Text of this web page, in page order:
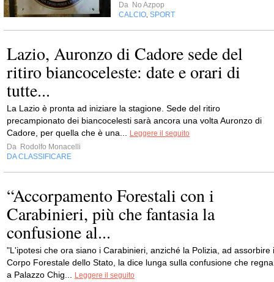
Da No Azpop
CALCIO SPORT
Lazio, Auronzo di Cadore sede del
ritiro biancoceleste: date e orari di
tutte...
La Lazio è pronta ad iniziare la stagione. Sede del ritiro
precampionato dei biancocelesti sarà ancora una volta Auronzo di
Cadore, per quella che è una...
Leggere il seguito
Da Rodolfo Monacelli
DA CLASSIFICARE
“Accorpamento Forestali con i
Carabinieri, più che fantasia la
confusione al...
"L'ipotesi che ora siano i Carabinieri, anziché la Polizia, ad assorbire
Corpo Forestale dello Stato, la dice lunga sulla confusione che regna
a Palazzo Chig...
Leggere il seguito